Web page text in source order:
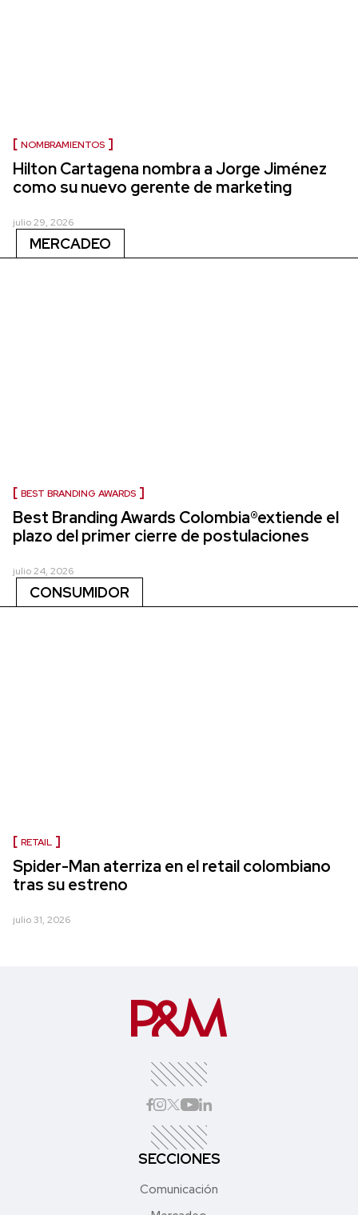
NOMBRAMIENTOS
Hilton Cartagena nombra a Jorge Jiménez
como su nuevo gerente de marketing
julio 29, 2026
MERCADEO
BEST BRANDING AWARDS
Best Branding Awards Colombia®extiende el
plazo del primer cierre de postulaciones
julio 24, 2026
CONSUMIDOR
RETAIL
Spider-Man aterriza en el retail colombiano
tras su estreno
julio 31, 2026
SECCIONES
Comunicación